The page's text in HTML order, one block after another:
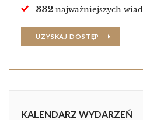
332 najważniejszych
UZYSKAJ DOSTĘP
KALENDARZ WYDARZEŃ